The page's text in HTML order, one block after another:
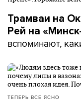
Трамваи на
Рей на
вспоминают,
ТЕПЕРЬ ВСЕ ЯСНО